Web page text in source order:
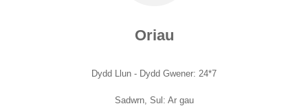
Oriau
Dydd Llun - Dydd Gwener: 24*7
Sadwrn, Sul: Ar gau